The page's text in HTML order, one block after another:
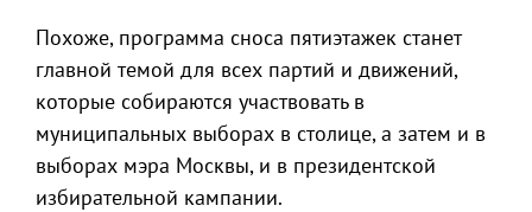
Похоже, программа сноса пятиэтажек станет
главной темой для всех партий и движений,
которые собираются участвовать в
муниципальных выборах в столице, а затем и в
выборах мэра Москвы, и в президентской
избирательной кампании.